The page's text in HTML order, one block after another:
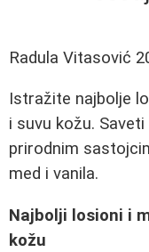
Radula Vitasović
Istražite najbolje
i suvu kožu.
prirodnim
med i vanila.
Najbolji losioni i
kožu